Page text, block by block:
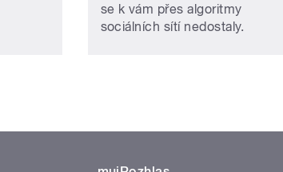
se k vám přes algoritmy
sociálních sítí nedostaly.